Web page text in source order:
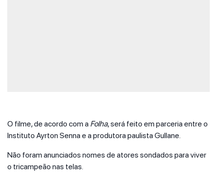
O filme, de acordo com a Folha, será feito em parceria entre o
Instituto Ayrton Senna e a produtora paulista Gullane.
Não foram anunciados nomes de atores sondados para viver
o tricampeão nas telas.